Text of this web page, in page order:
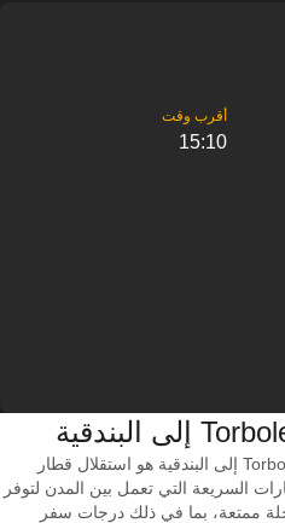
15:10
من بين أفضل الخيارات للسفر من Torbole إلى البندقية هو استقلال قطار
السريعة التي تعمل بين المدن لتوفر
ممتعة، بما في ذلك درجات سفر